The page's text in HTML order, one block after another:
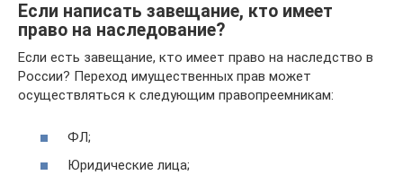
Если написать завещание, кто имеет
право на наследование?
Если есть завещание, кто имеет право на наследство в
России? Переход имущественных прав может
осуществляться к следующим правопреемникам:
ФЛ;
Юридические лица;